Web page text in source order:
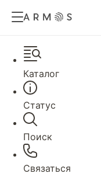
Каталог
Статус
Поиск
Связаться